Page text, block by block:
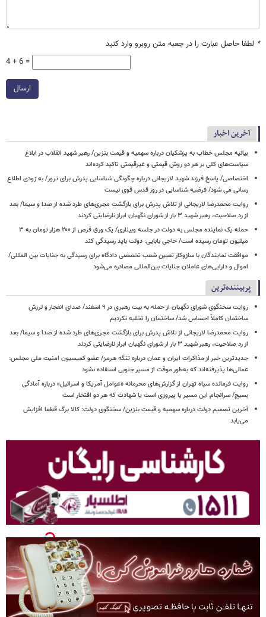
* لطفا حاصل عبارت را در جعبه متن روبرو وارد کنید
4 + 6 =
ارسال
آخرین اخبار
بیانیه مجلس خطاب به پزشکیان درباره سهمیه و قیمت بنزین/ رهبر شهید انقلاب در ابلاغ
سیاست‌های کلی بر هر دو روش قیمتی و غیرقیمتی تاکید کرده‌اند
اختصاصی/ پاسخ فرزند شهید لاریجانی درباره چگونگی شناسایی پدرش برای ترور/ به زودی اطلاع
رسانی می شود/ فرضیه شناسایی در روز قدس قوی نیست
روایت محمدرضا لاریجانی از تلاش پدرش برای بازگشت مجری‌های طرد شده از صدا و سیما/ بعد
از رد صلاحیت، رهبر شهید ۳ بار از شورای نگهبان ابراز نارضایتی کردند
حمله یک نماینده مجلس به دولت در جلسه وبیناری/ یک ورق قرص از ۲۰۰ هزار تومان به ۳
میلیون تومان رسیده است/ حاجی بابایی: دولت باید رسیدگی کند
موافقت نمایندگان با سازوکار تعیین شعب تخصصی دادگاه برای رسیدگی به جنایات بین المللی/
اموال و دارایی‌های عاملان جنایات بین‌المللی مصادره می‌شود
پربیننده‌ترین
روایت سخنگوی شورای نگهبان از حمله به بیت رهبری در ۹ اسفند/ صدای انفجار و لرزش
ساختمان کاملاً احساس شد/ ساختمان را تخلیه نکردیم
روایت محمدرضا لاریجانی از تلاش پدرش برای بازگشت مجری‌های طرد شده از صدا و سیما/ بعد
از رد صلاحیت، رهبر شهید ۳ بار از شورای نگهبان ابراز نارضایتی کردند
جدیدترین خبر از مذاکرات ایران و عمان درباره تنگه هرمز/ عضو کمیسیون امنیت ملی مجلس:
عمانی‌ها پذیرفته‌اند که به‌طور موقت از مسیر جنوبی استفاده نشود
روایت فرمانده سپاه تهران از گزارش‌های محرمانه «عوامل آمریکا و اسرائیل» درباره آمادگی
بسیج/ سرانجام این مسیر یا پیروزی است یا شهادت که هر دو افتخار است
آخرین تصمیم دولت درباره سهمیه و قیمت بنزین/ سخنگوی دولت: کالا برگ قطعا افزایش
می‌یابد